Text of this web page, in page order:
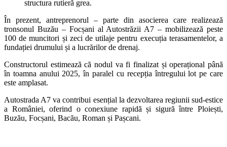
structura rutieră grea.
În prezent, antreprenorul – parte din asocierea care realizează
tronsonul Buzău – Focșani al Autostrăzii A7 – mobilizează peste
100 de muncitori și zeci de utilaje pentru execuția terasamentelor, a
fundației drumului și a lucrărilor de drenaj.
Constructorul estimează că nodul va fi finalizat și operațional până
în toamna anului 2025, în paralel cu recepția întregului lot pe care
este amplasat.
Autostrada A7 va contribui esențial la dezvoltarea regiunii sud-estice
a României, oferind o conexiune rapidă și sigură între Ploiești,
Buzău, Focșani, Bacău, Roman și Pașcani.